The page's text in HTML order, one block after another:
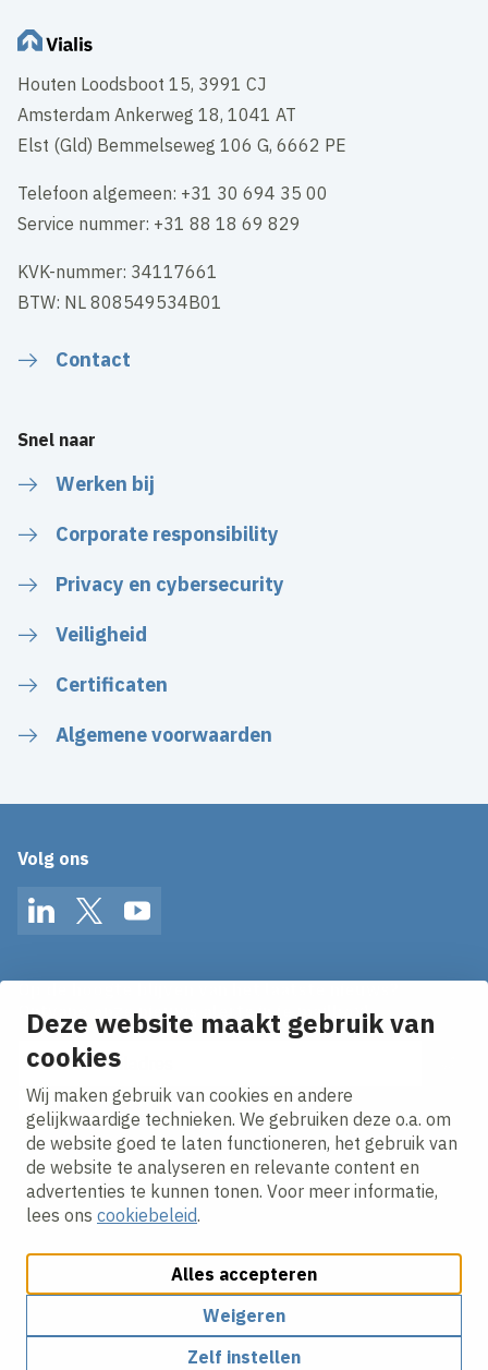
Deze website maakt gebruik van
cookies
Wij maken gebruik van cookies en andere
gelijkwaardige technieken. We gebruiken deze o.a. om
de website goed te laten functioneren, het gebruik van
de website te analyseren en relevante content en
advertenties te kunnen tonen. Voor meer informatie,
lees ons cookiebeleid.
Alles accepteren
Weigeren
Zelf instellen
Houten Loodsboot 15, 3991 CJ
Amsterdam Ankerweg 18, 1041 AT
Elst (Gld) Bemmelseweg 106 G, 6662 PE
Telefoon algemeen: +31 30 694 35 00
Service nummer: +31 88 18 69 829
KVK-nummer: 34117661
BTW: NL 808549534B01
Contact
Snel naar
Werken bij
Corporate responsibility
Privacy en cybersecurity
Veiligheid
Certificaten
Algemene voorwaarden
Volg ons
LinkedInTwitterYouTube
Ontvang onze nieuws alerts in je mailbox!
E-mailadres
Ik ga akkoord met hetprivacy statement.
Cookies aanpassenCookie beleidPrivacy policy